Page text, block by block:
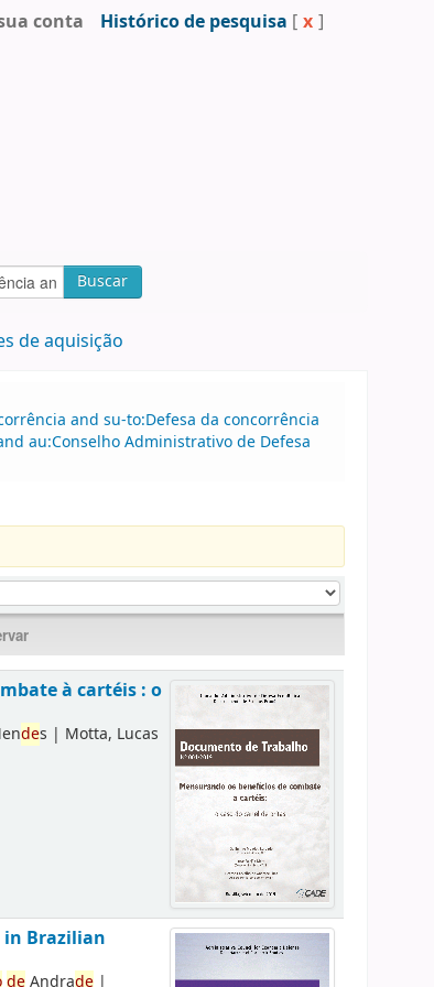
conta Histórico de pesquisa [ x ]
Buscar
de aquisição
and su-to:Defesa da concorrência
au:Conselho Administrativo de Defesa
à cartéis : o
des | Motta, Lucas
Brazilian